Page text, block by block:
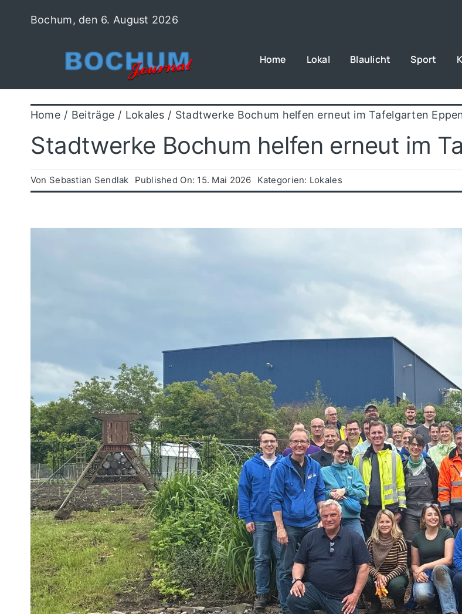
Bochum, den 6. August 2026
Home Lokal Blaulicht Sport
Home Beiträge Lokales Stadtwerke Bochum helfen erneut im Tafelgarten
Stadtwerke Bochum helfen erneut im
Von Sebastian Sendlak Published On: 15. Mai 2026 Kategorien: Lokales